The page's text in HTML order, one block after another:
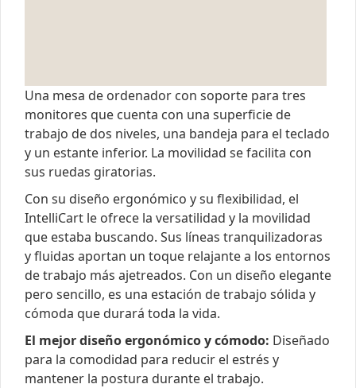
Una mesa de ordenador con soporte para tres
monitores que cuenta con una superficie de
trabajo de dos niveles, una bandeja para el teclado
y un estante inferior. La movilidad se facilita con
sus ruedas giratorias.
Con su diseño ergonómico y su flexibilidad, el
IntelliCart le ofrece la versatilidad y la movilidad
que estaba buscando. Sus líneas tranquilizadoras
y fluidas aportan un toque relajante a los entornos
de trabajo más ajetreados. Con un diseño elegante
pero sencillo, es una estación de trabajo sólida y
cómoda que durará toda la vida.
El mejor diseño ergonómico y cómodo: Diseñado
para la comodidad para reducir el estrés y
mantener la postura durante el trabajo.